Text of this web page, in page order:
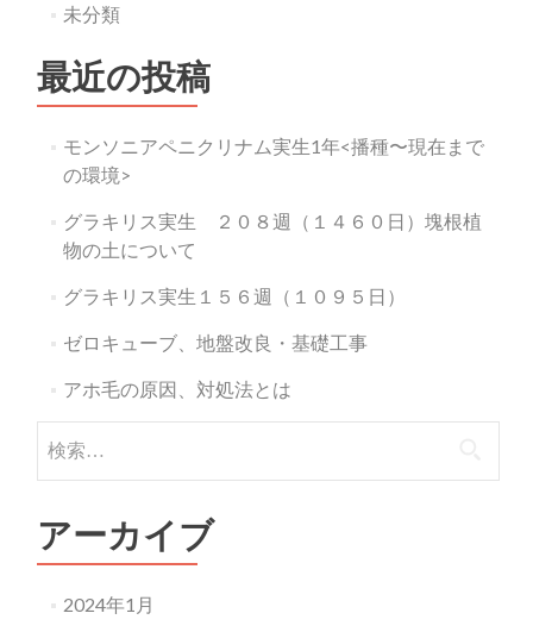
未分類
最近の投稿
モンソニアペニクリナム実生1年<播種〜現在まで
の環境>
グラキリス実生 ２０８週（１４６０日）塊根植
物の土について
グラキリス実生１５６週（１０９５日）
ゼロキューブ、地盤改良・基礎工事
アホ毛の原因、対処法とは
索:
アーカイブ
2024年1月